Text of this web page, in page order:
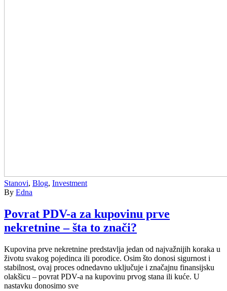
Stanovi, Blog, Investment
By Edna
Povrat PDV-a za kupovinu prve
nekretnine – šta to znači?
Kupovina prve nekretnine predstavlja jedan od najvažnijih koraka u
životu svakog pojedinca ili porodice. Osim što donosi sigurnost i
stabilnost, ovaj proces odnedavno uključuje i značajnu finansijsku
olakšicu – povrat PDV-a na kupovinu prvog stana ili kuće. U
nastavku donosimo sve